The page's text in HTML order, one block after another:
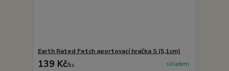
Earth Rated Fetch aportovací hračka S (5,1cm)
139 Kč/ks skladem